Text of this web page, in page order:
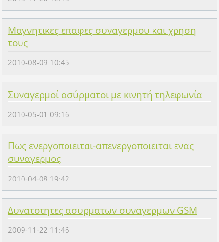
Μαγνητικες επαφες συναγερμου και χρηση
τους
2010-08-09 10:45
Συναγερμοί ασύρματοι με κινητή τηλεφωνία
2010-05-01 09:16
Πως ενεργοποιειται-απενεργοποιειται ενας
συναγερμος
2010-04-08 19:42
Δυνατοτητες ασυρματων συναγερμων GSM
2009-11-22 11:46